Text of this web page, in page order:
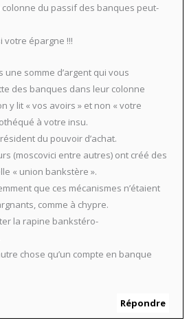
du passif des banques peut-
votre épargne !!!
une somme d’argent qui vous
des banques dans leur colonne
y lit « vos avoirs » et non « votre
à votre insu.
du pouvoir d’achat.
(moscovici entre autres) ont créé des
« union bankstère ».
que ces mécanismes n’étaient
comme à chypre.
la rapine bankstéro-
chose qu’un compte en banque
Répondre